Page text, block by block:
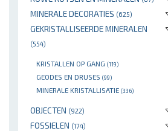
MINERALE DECORATIES (625)
GEKRISTALLISEERDE MINERALEN
(554)
KRISTALLEN OP GANG (119)
GEODES EN DRUSES (99)
MINERALE KRISTALLISATIE (336)
OBJECTEN (922)
FOSSIELEN (174)